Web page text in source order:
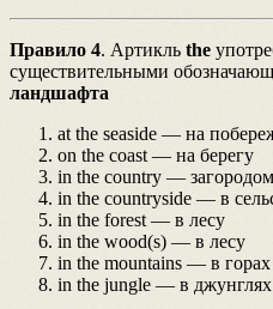
Правило 4. Артикль the
существительными
ландшафта
at the seaside — на
on the coast — на берегу
in the country —
in the countryside — в
in the forest — в лесу
in the wood(s) — в лесу
in the mountains — в горах
in the jungle — в джунглях